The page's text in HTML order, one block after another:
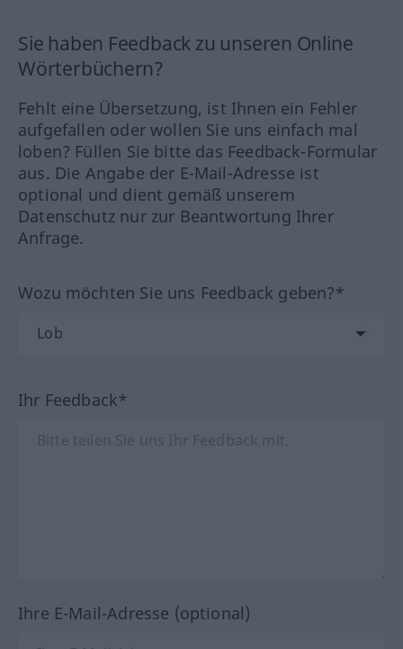
Sie haben Feedback zu unseren Online
Wörterbüchern?
Fehlt eine Übersetzung, ist Ihnen ein Fehler
aufgefallen oder wollen Sie uns einfach mal
loben? Füllen Sie bitte das Feedback-Formular
aus. Die Angabe der E-Mail-Adresse ist
optional und dient gemäß unserem
Datenschutz nur zur Beantwortung Ihrer
Anfrage.
Wozu möchten Sie uns Feedback geben?*
Ihr Feedback*
Ihre E-Mail-Adresse (optional)